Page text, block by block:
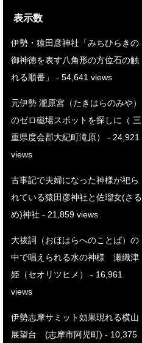
表示数
伊勢・猿田彦神社「みちひらきの
御神徳を表す八角形の方位石の触
れる順番」
- 54,641 views
元伊勢 瀧原宮（たきはらのみや）
のゼロ磁場スポットを探しに（ 三
重県度会郡大紀町滝原）
- 24,921
views
古事記で夫婦になった神様が祀ら
れている猿田彦神社と佐瑠女(さる
め)神社 - 21,859 views
大祓詞（おほはらへのことば）の
中で唱えられる水の神様 瀬織津
姫（セオリツヒメ）
- 16,961
views
伊勢志摩サミット効果現れる横山
展望台 (志摩市阿児町) - 10,375